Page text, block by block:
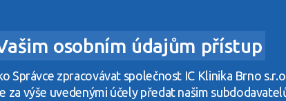
osobním údajům přístup
Správce zpracovávat společnost IC Klinika Brno
za výše uvedenými účely předat našim